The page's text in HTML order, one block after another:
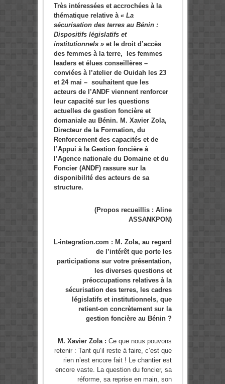
Très intéressées et accrochées à la
thématique relative à « La
sécurisation des terres au Bénin :
Dispositifs législatifs et
institutionnels »et le droit d’accès
des femmes à la terre, les femmes
leaders et élues conseillères –
conviées à l’atelier de Ouidah les 23
et 24 mai – souhaitent que les
acteurs de l’ANDF viennent renforcer
leur capacité sur les questions
actuelles de gestion foncière et
domaniale au Bénin. M. Xavier Zola,
Directeur de la Formation, du
Renforcement des capacités et de
l’Appui à la Gestion foncière à
l’Agence nationale du Domaine et du
Foncier (ANDF) rassure sur la
disponibilité des acteurs de sa
structure.
(Propos recueillis : Aline
ASSANKPON)
L-integration.com : M. Zola, au regard
de l’intérêt que porte les
participations sur votre présentation,
les diverses questions et
préoccupations relatives à la
sécurisation des terres, les cadres
législatifs et institutionnels, que
retient-on concrètement sur la
gestion foncière au Bénin ?
M. Xavier Zola : Ce que nous pouvons
retenir : Tant qu’il reste à faire, c’est que
rien n’est encore fait ! Le chantier est
encore vaste. La question du foncier, sa
réforme, sa reprise en main, son